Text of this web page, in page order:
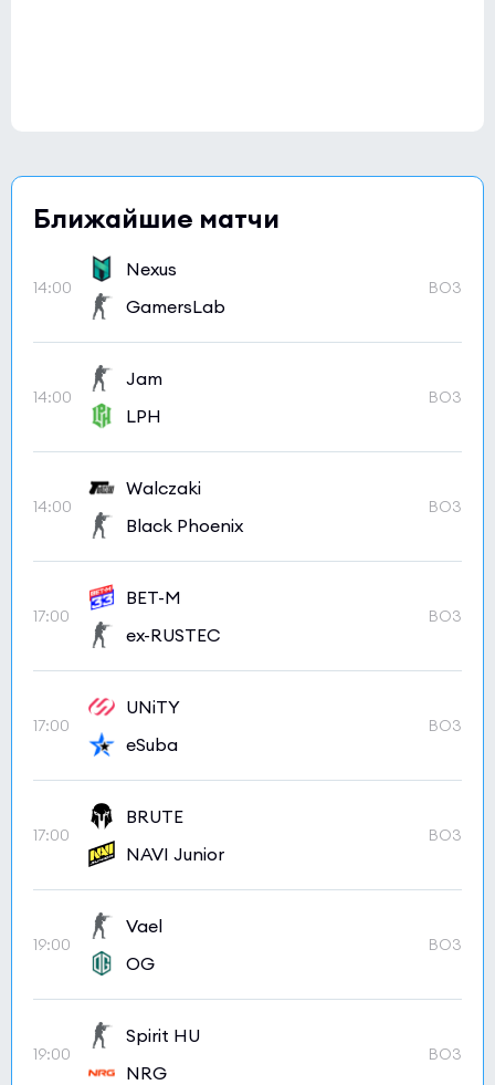
Ближайшие матчи
14:00
Nexus
GamersLab
BO3
14:00
Jam
LPH
BO3
14:00
Walczaki
Black Phoenix
BO3
17:00
BET-M
ex-RUSTEC
BO3
17:00
UNiTY
eSuba
BO3
17:00
BRUTE
NAVI Junior
BO3
19:00
Vael
OG
BO3
19:00
Spirit HU
NRG
BO3